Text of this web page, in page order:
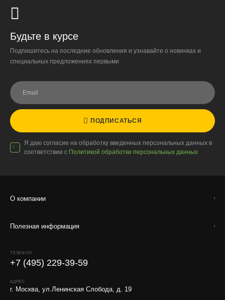
Организация парковки и подъёма на территории
«Москва-Сити» обеспечиваются покупателем.
Доставку выполняют штатные курьеры на специализированных
автомобилях с температурным контролем — это гарантирует
По тарифам транспортных компаний + доставка по Москве
расстояния, веса и объёма груза.
Условия
Работаем с любой удобной для вас транспортной
Будьте в курсе
Подпишитесь на последние обновления и узнавайте о новинках и
специальных предложениях первыми
ПОДПИСАТЬСЯ
Я даю согласие на обработку введенных персональных данных в
соответствии с Политикой обработки персональных данных
О компании
Полезная информация
ТЕЛЕФОН
+7 (495) 229-39-59
АДРЕС
г. Москва, ул.Ленинская Слобода, д. 19